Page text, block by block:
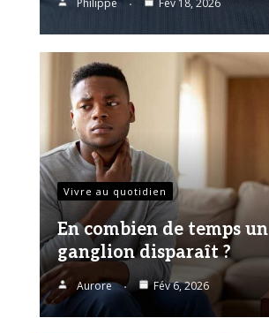
Philippe Fév 18, 2026
Vivre au quotidien
En combien de temps un
ganglion disparaît ?
Aurore Fév 6, 2026